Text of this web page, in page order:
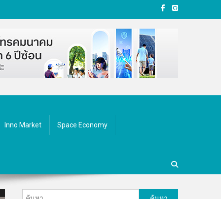
Inno Market Space Economy
ค้นหา